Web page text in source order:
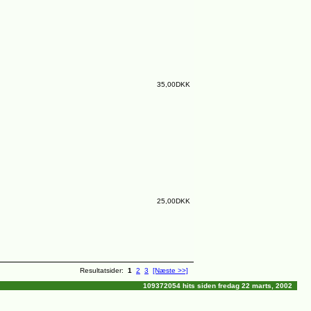
35,00DKK
25,00DKK
Resultatsider: 1 2 3
[Næste >>]
109372054 hits siden fredag 22 marts, 2002